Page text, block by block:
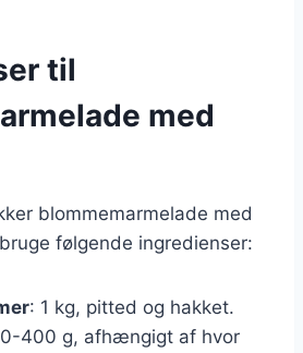
til
med
blommemarmelade med
følgende ingredienser:
: 1 kg, pitted og hakket.
400 g, afhængigt af hvor